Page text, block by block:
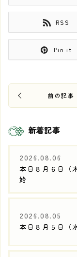
RSS
Pin it
新着記事
2026.08.06
本日８月６日（
始
2026.08.05
本日８月５日